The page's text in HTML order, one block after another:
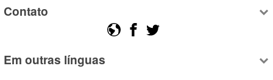
Contato
Em outras línguas